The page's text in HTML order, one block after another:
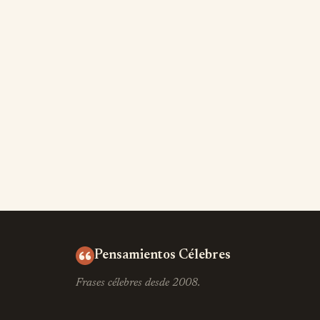
Pensamientos Célebres
Frases célebres desde 2008.